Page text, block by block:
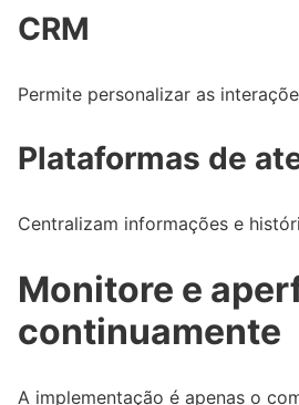
CRM
Permite personalizar as
Plataformas de
Centralizam informações e
Monitore e
continuamente
A implementação é apenas o